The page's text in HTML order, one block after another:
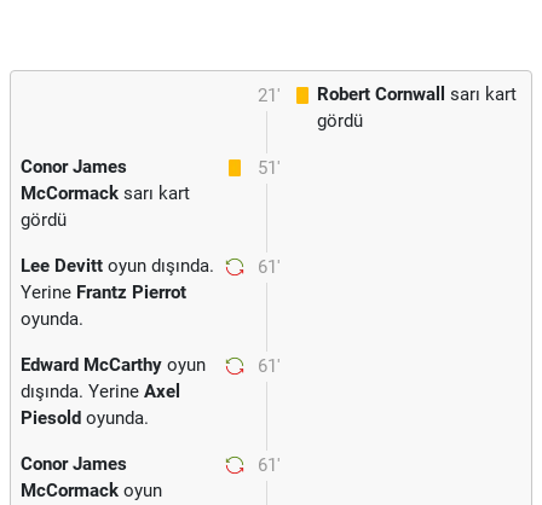
21' Robert Cornwall
sarı kart
gördü
51'
Conor James
McCormack sarı kart
gördü
61'
Lee Devitt oyun dışında.
Yerine Frantz Pierrot
oyunda.
61'
Edward McCarthy oyun
dışında. Yerine Axel
Piesold oyunda.
61'
Conor James
McCormack oyun